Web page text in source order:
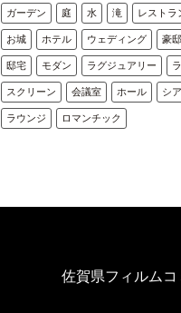
ガーデン 庭 水 滝 レストラ
お城 ホテル ウェディング 豪邸
邸宅 モダン ラグジュアリー
スクリーン 会議室 ホール シ
ラウンジ ロマンチック
佐賀県フィルムコ